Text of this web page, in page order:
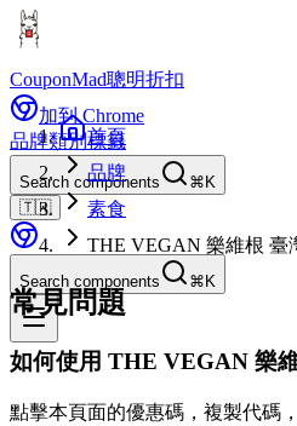
CouponMad聰明折扣
加到 Chrome
品牌類別標籤
Search components
⌘K
🇹🇼
Search components ⌘K
首頁
品牌
素食
THE VEGAN 樂維根 臺
常見問題
如何使用 THE VEGAN 樂
點擊本頁面的優惠碼，複製代碼